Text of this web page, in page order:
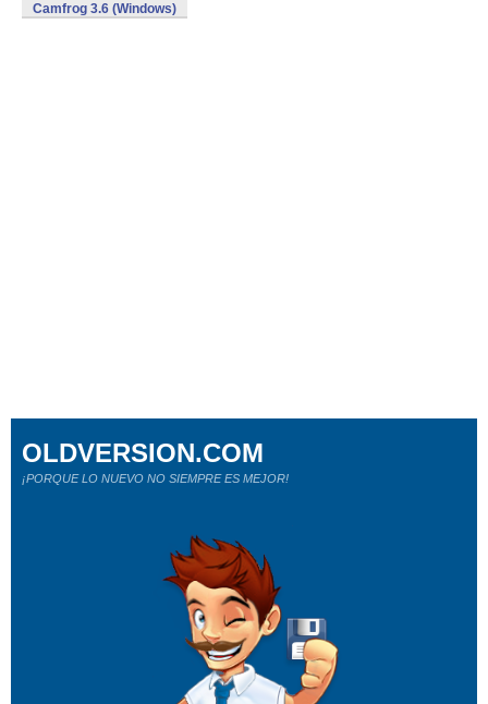
Camfrog 3.6 (Windows)
OLDVERSION.COM
¡PORQUE LO NUEVO NO SIEMPRE ES MEJOR!